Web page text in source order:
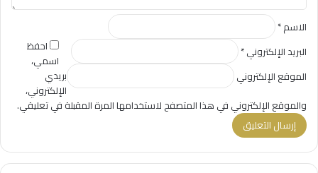
الاسم*
البريد الإلكتروني*
الموقع الإلكتروني
احفظ
اسمي،
بريدي
الإلكتروني،
والموقع الإلكتروني في هذا المتصفح لاستخدامها المرة المقبلة في تعليقي.